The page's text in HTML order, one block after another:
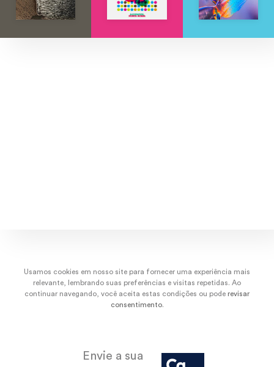
Usamos cookies em nosso site para fornecer uma experiência mais
relevante, lembrando suas preferências e visitas repetidas. Ao
continuar navegando, você aceita estas condições ou pode revisar
consentimento.
Envie a sua